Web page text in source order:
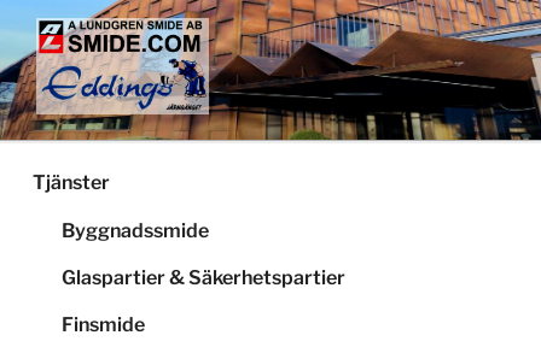
Hoppa
innehåll
LUNDGRENS SMIDE
Smide och glaspartier i Stockholm
Tjänster
Byggnadssmide
Glaspartier & Säkerhetspartier
Finsmide